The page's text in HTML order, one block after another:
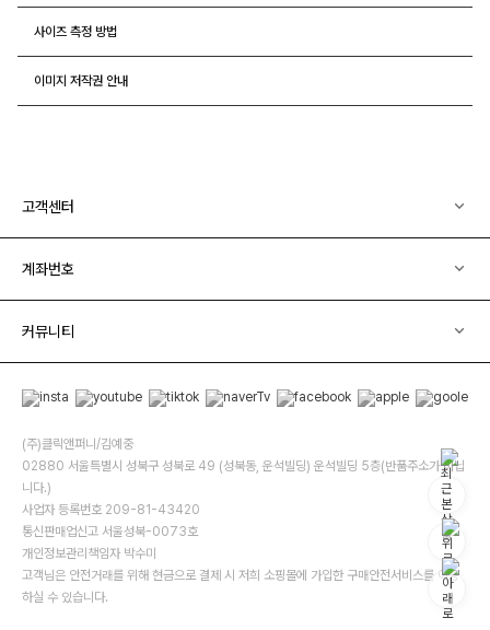
사이즈 측정 방법
이미지 저작권 안내
고객센터
계좌번호
커뮤니티
(주)클릭앤퍼니/김예중
02880 서울특별시 성북구 성북로 49 (성북동, 운석빌딩) 운석빌딩 5층(반품주소가 아닙
니다.)
사업자 등록번호 209-81-43420
통신판매업신고 서울성북-0073호
개인정보관리책임자 박수미
고객님은 안전거래를 위해 현금으로 결제 시 저희 소핑몰에 가입한 구매안전서비스를 이용
하실 수 있습니다.